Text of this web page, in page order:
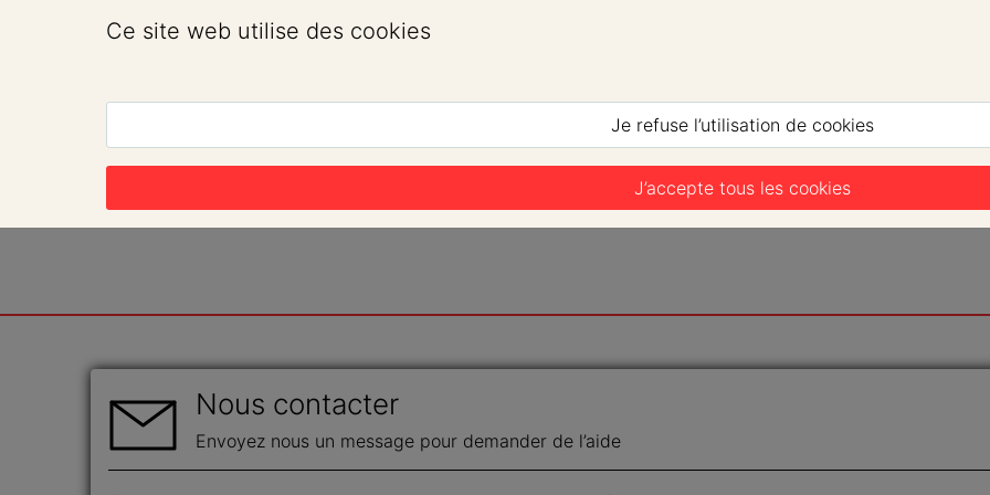
Ce site web utilise des cookies
Je refuse l’utilisation de cookies
J’accepte tous les cookies
Nous contacter
Envoyez nous un message pour demander de l’aide